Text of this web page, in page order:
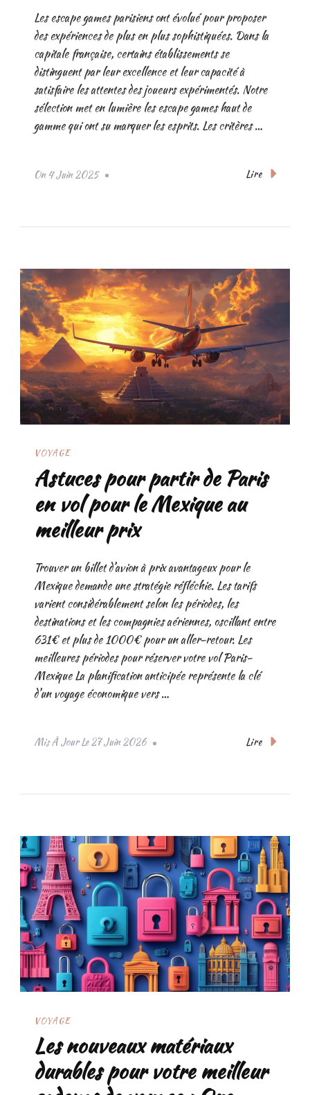
Les escape games parisiens ont évolué pour proposer
des expériences de plus en plus sophistiquées. Dans la
capitale française, certains établissements se
distinguent par leur excellence et leur capacité à
satisfaire les attentes des joueurs expérimentés. Notre
sélection met en lumière les escape games haut de
gamme qui ont su marquer les esprits. Les critères …
On 4 Juin 2025 Lire
VOYAGE
Astuces pour partir de Paris
en vol pour le Mexique au
meilleur prix
Trouver un billet d’avion à prix avantageux pour le
Mexique demande une stratégie réfléchie. Les tarifs
varient considérablement selon les périodes, les
destinations et les compagnies aériennes, oscillant entre
631€ et plus de 1000€ pour un aller-retour. Les
meilleures périodes pour réserver votre vol Paris-
Mexique La planification anticipée représente la clé
d’un voyage économique vers …
Mis À Jour Le27 Juin 2026 Lire
VOYAGE
Les nouveaux matériaux
durables pour votre meilleur